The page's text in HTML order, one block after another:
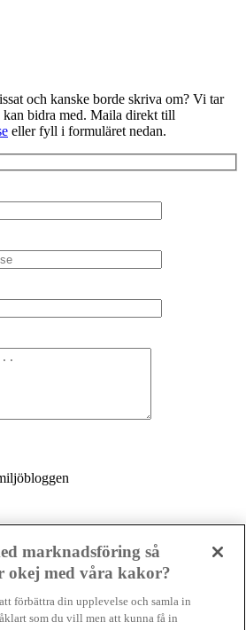
och kanske borde skriva om? Vi tar
kan bidra med. Maila direkt till
eller fyll i formuläret nedan.
framåt genom nyhetsbevakning
utveckla vårt arbete – och vi hoppas att
marknadsföring så
okej med våra kakor?
förbättra din upplevelse och samla in
som du vill men att kunna få in